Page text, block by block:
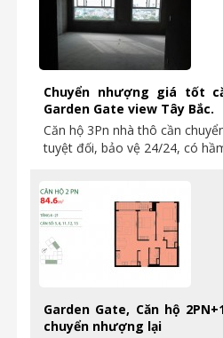
Chuyển nhượng giá tốt
Garden Gate view Tây Bắc.
Căn hộ 3Pn nhà thô cần
tuyệt đối, bảo vệ 24/24, có
Garden Gate, Căn hộ
chuyển nhượng lại